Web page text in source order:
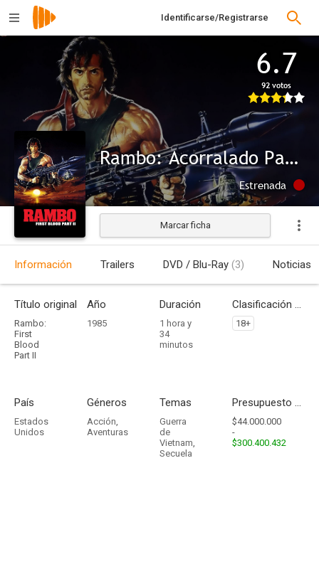
Identificarse/Registrarse
6.7
92 votos
Rambo: Acorralado Parte II (Rambo 2)
Estrenada
Marcar ficha
Información Trailers DVD / Blu-Ray (3) Noticias
Título original
Rambo:
First
Blood
Part II
Año
1985
Duración
1 hora y
34
minutos
Clasificación por edades
18+
País
Estados
Unidos
Géneros
Acción,
Aventuras
Temas
Guerra
de
Vietnam,
Secuela
Presupuesto - Ingresos
$44.000.000
-
$300.400.432